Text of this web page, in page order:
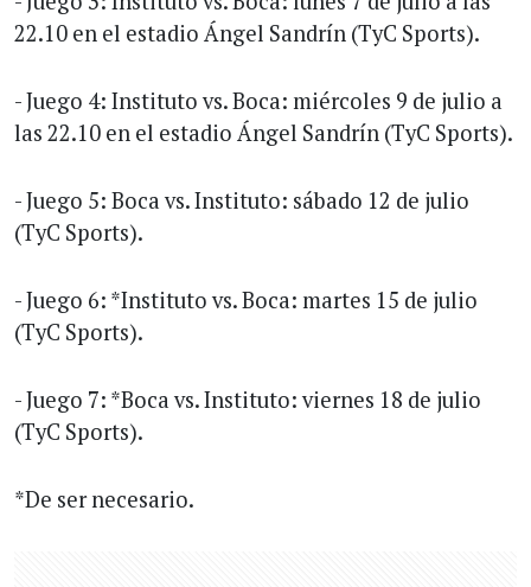
22.10 en el estadio Ángel Sandrín (TyC Sports).
- Juego 4: Instituto vs. Boca: miércoles 9 de julio a
las 22.10 en el estadio Ángel Sandrín (TyC Sports).
- Juego 5: Boca vs. Instituto: sábado 12 de julio
(TyC Sports).
- Juego 6: *Instituto vs. Boca: martes 15 de julio
(TyC Sports).
- Juego 7: *Boca vs. Instituto: viernes 18 de julio
(TyC Sports).
*De ser necesario.